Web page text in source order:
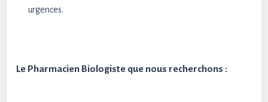
urgences.
Le Pharmacien Biologiste que nous recherchons :